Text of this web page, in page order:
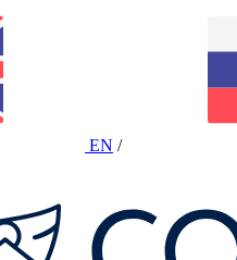
EN /